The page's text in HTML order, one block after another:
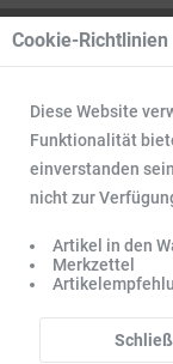
Cookie-Richtlinien
Diese Website
Funktionalität
einverstanden
nicht zur
Artikel in den
Merkzettel